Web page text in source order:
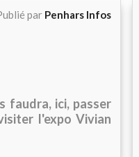
par Penhars Infos
faudra, ici, passer
l'expo Vivian